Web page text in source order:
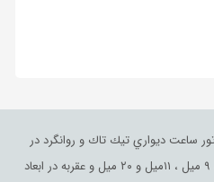
ساعت ديواري تيك تاك و روانگرد در
اندازه شفت هاي٥.٥ ميل ، ٧ ميل ، ٩ ميل ، ١١ميل و ٢٠ ميل و عقربه در ابعاد